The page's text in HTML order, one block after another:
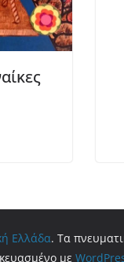
Ελλάδα. Τα
με